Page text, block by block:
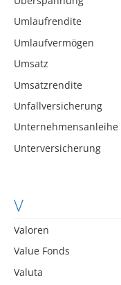
Umlaufrendite
Umlaufvermögen
Umsatz
Umsatzrendite
Unfallversicherung
Unternehmensanleihe
Unterversicherung
V
Valoren
Value Fonds
Valuta